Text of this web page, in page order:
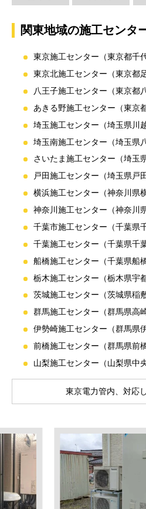
関東地域の施工センタ
東京施工センター（東京都千
東京北施工センター（東京都
八王子施工センター（東京都
あきる野施工センター（東京
埼玉施工センター（埼玉県川越
埼玉南施工センター（埼玉県
さいたま施工センター（埼玉
戸田施工センター（埼玉県戸
横浜施工センター（神奈川県
神奈川施工センター（神奈川
千葉市施工センター（千葉県
千葉施工センター（千葉県千
船橋施工センター（千葉県船橋
栃木施工センター（栃木県宇
茨城施工センター（茨城県稲敷
群馬施工センター（群馬県高崎
伊勢崎施工センター（群馬県
前橋施工センター（群馬県前橋
山梨施工センター（山梨県中央
東京電力管内、対応